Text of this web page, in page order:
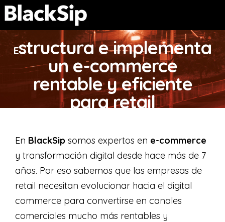
Estructura e implementa
un e-commerce
rentable y eficiente
para retail
En BlackSip somos expertos en e-commerce
y transformación digital desde hace más de 7
años. Por eso sabemos que las empresas de
retail necesitan evolucionar hacia el digital
commerce para convertirse en canales
comerciales mucho más rentables y